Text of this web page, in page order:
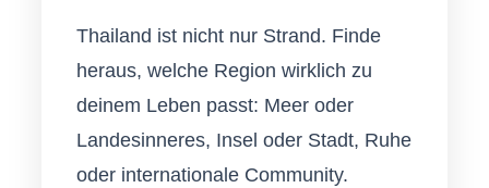
Thailand ist nicht nur Strand. Finde
heraus, welche Region wirklich zu
deinem Leben passt: Meer oder
Landesinneres, Insel oder Stadt, Ruhe
oder internationale Community.